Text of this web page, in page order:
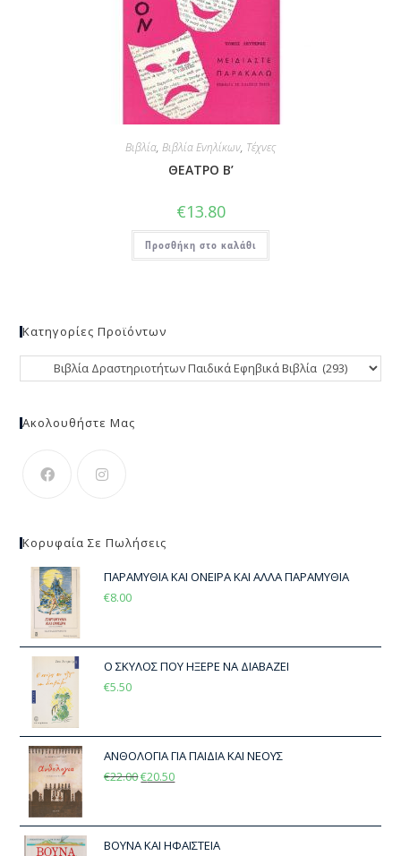
Βιβλία, Βιβλία Ενηλίκων, Τέχνες
ΘΕΑΤΡΟ Β’
€13.80
Προσθήκη στο καλάθι
Κατηγορίες Προϊόντων
Ακολουθήστε Μας
Κορυφαία Σε Πωλήσεις
ΠΑΡΑΜΥΘΙΑ ΚΑΙ ΟΝΕΙΡΑ ΚΑΙ ΑΛΛΑ ΠΑΡΑΜΥΘΙΑ
€8.00
Ο ΣΚΥΛΟΣ ΠΟΥ ΗΞΕΡΕ ΝΑ ΔΙΑΒΑΖΕΙ
€5.50
ΑΝΘΟΛΟΓΙΑ ΓΙΑ ΠΑΙΔΙΑ ΚΑΙ ΝΕΟΥΣ
€22.00€20.50
ΒΟΥΝΑ ΚΑΙ ΗΦΑΙΣΤΕΙΑ